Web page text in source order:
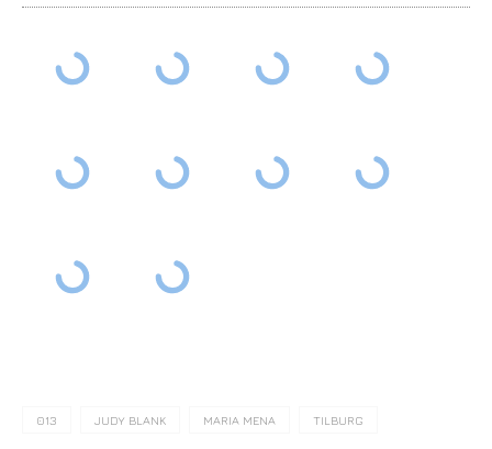
013 JUDY BLANK MARIA MENA TILBURG